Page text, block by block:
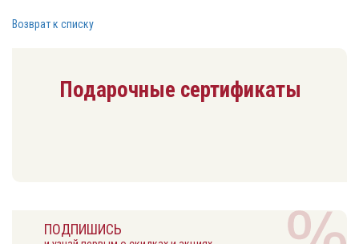
Возврат к списку
Подарочные сертификаты
ПОДПИШИСЬ